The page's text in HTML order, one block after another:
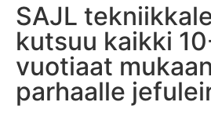
SAJL
kutsuu kaikki
vuotiaat
parhaalle